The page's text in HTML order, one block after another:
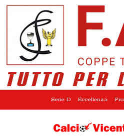
Serie D Eccellenza